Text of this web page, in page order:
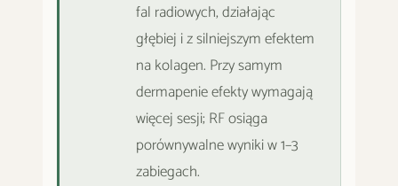
fal radiowych, działając
głębiej i z silniejszym efektem
na kolagen. Przy samym
dermapenie efekty wymagają
więcej sesji; RF osiąga
porównywalne wyniki w 1–3
zabiegach.